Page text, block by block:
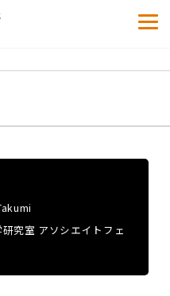
究室 アソシエイトフェ